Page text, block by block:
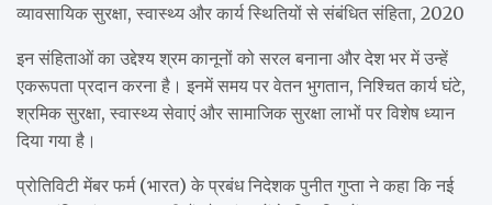
व्यावसायिक सुरक्षा, स्वास्थ्य और कार्य स्थितियों से संबंधित संहिता, 2020
इन संहिताओं का उद्देश्य श्रम कानूनों को सरल बनाना और देश भर में उन्हें
एकरूपता प्रदान करना है। इनमें समय पर वेतन भुगतान, निश्चित कार्य घंटे,
श्रमिक सुरक्षा, स्वास्थ्य सेवाएं और सामाजिक सुरक्षा लाभों पर विशेष ध्यान
दिया गया है।
प्रोतिविटी मेंबर फर्म (भारत) के प्रबंध निदेशक पुनीत गुप्ता ने कहा कि नई